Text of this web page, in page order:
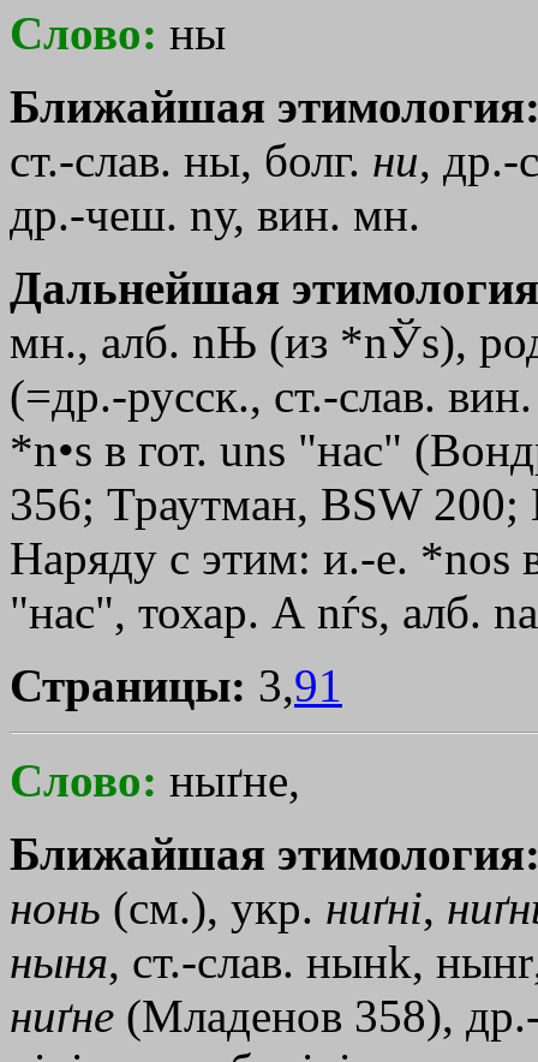
Слово: ны
Ближайшая
ст.-слав. ны, болг. ни, др.-
др.-чеш. nу, вин. мн.
Дальнейшая
мн., алб. nЊ (из *nЎs),
(=др.-русск., ст.-слав.
*n•s в гот. uns "нас"
356; Траутман, ВSW
Наряду с этим: и.-е. *nоs
"нас", тохар. А nѓs, алб.
Страницы: 3,91
Слово: ныґне,
Ближайшая
нонь (см.), укр. ниґнi,
ныня, ст.-слав. нынk, нынr
ниґне (Младенов 358),